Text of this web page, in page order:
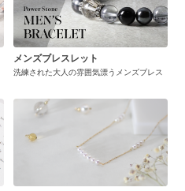
メンズブレスレット
洗練された大人の雰囲気漂うメンズブレス